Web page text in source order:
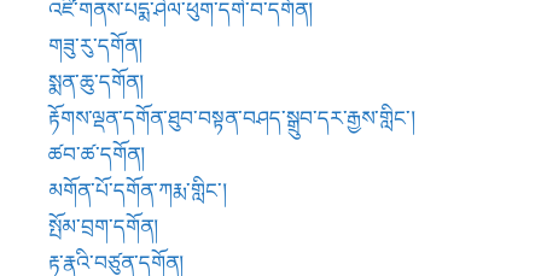
བྲག་གྱམ་དགོན།
མགུ་ཞབས་དགོན།
རི་མགུལ་དགོན།
གནས་བཟང་དགོན།
གླང་རྐང་དགོན།
ཨ་འགེ་ཡུལ་དབང་དགོན།
ཨ་ལོ་དཔལ་འབྱོར་དགོན།
འདམ་དཀར་བཀྲ་ཤིས་དགེ་དགོན།